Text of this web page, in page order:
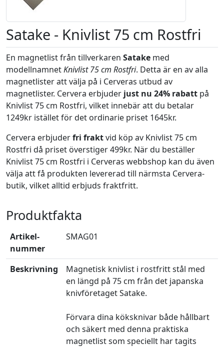
Satake - Knivlist 75 cm Rostfri
En magnetlist från tillverkaren Satake med
modellnamnetKnivlist 75 cm Rostfri. Detta är en av alla
magnetlister att välja på i Cerveras utbud av
magnetlister. Cervera erbjuder just nu 24% rabatt på
Knivlist 75 cm Rostfri, vilket innebär att du betalar
1249kr istället för det ordinarie priset 1645kr.
Cervera erbjuderfri fraktvid köp av Knivlist 75 cm
Rostfri då priset överstiger 499kr. När du beställer
Knivlist 75 cm Rostfri i Cerveras webbshop kan du även
välja att få produkten levererad till närmsta Cervera-
butik, vilket alltid erbjuds fraktfritt.
Produktfakta
Artikel­
nummer
SMAG01
Beskrivning
Magnetisk knivlist i rostfritt stål med
en längd på 75 cm från det japanska
knivföretaget Satake.
Förvara dina köksknivar både hållbart
och säkert med denna praktiska
magnetlist som speciellt har tagits